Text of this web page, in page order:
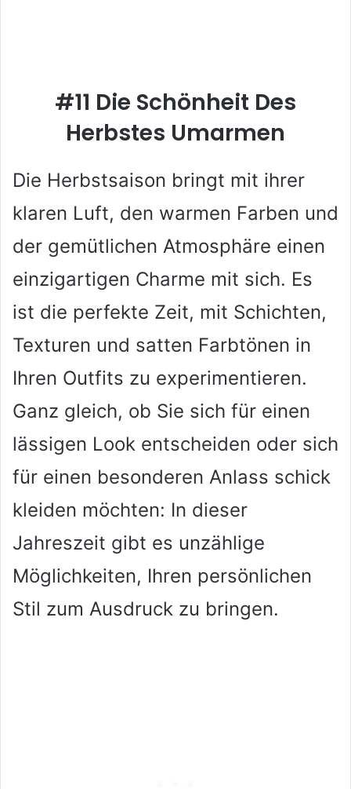
#11 Die Schönheit Des
Herbstes Umarmen
Die Herbstsaison bringt mit ihrer
klaren Luft, den warmen Farben und
der gemütlichen Atmosphäre einen
einzigartigen Charme mit sich. Es
ist die perfekte Zeit, mit Schichten,
Texturen und satten Farbtönen in
Ihren Outfits zu experimentieren.
Ganz gleich, ob Sie sich für einen
lässigen Look entscheiden oder sich
für einen besonderen Anlass schick
kleiden möchten: In dieser
Jahreszeit gibt es unzählige
Möglichkeiten, Ihren persönlichen
Stil zum Ausdruck zu bringen.